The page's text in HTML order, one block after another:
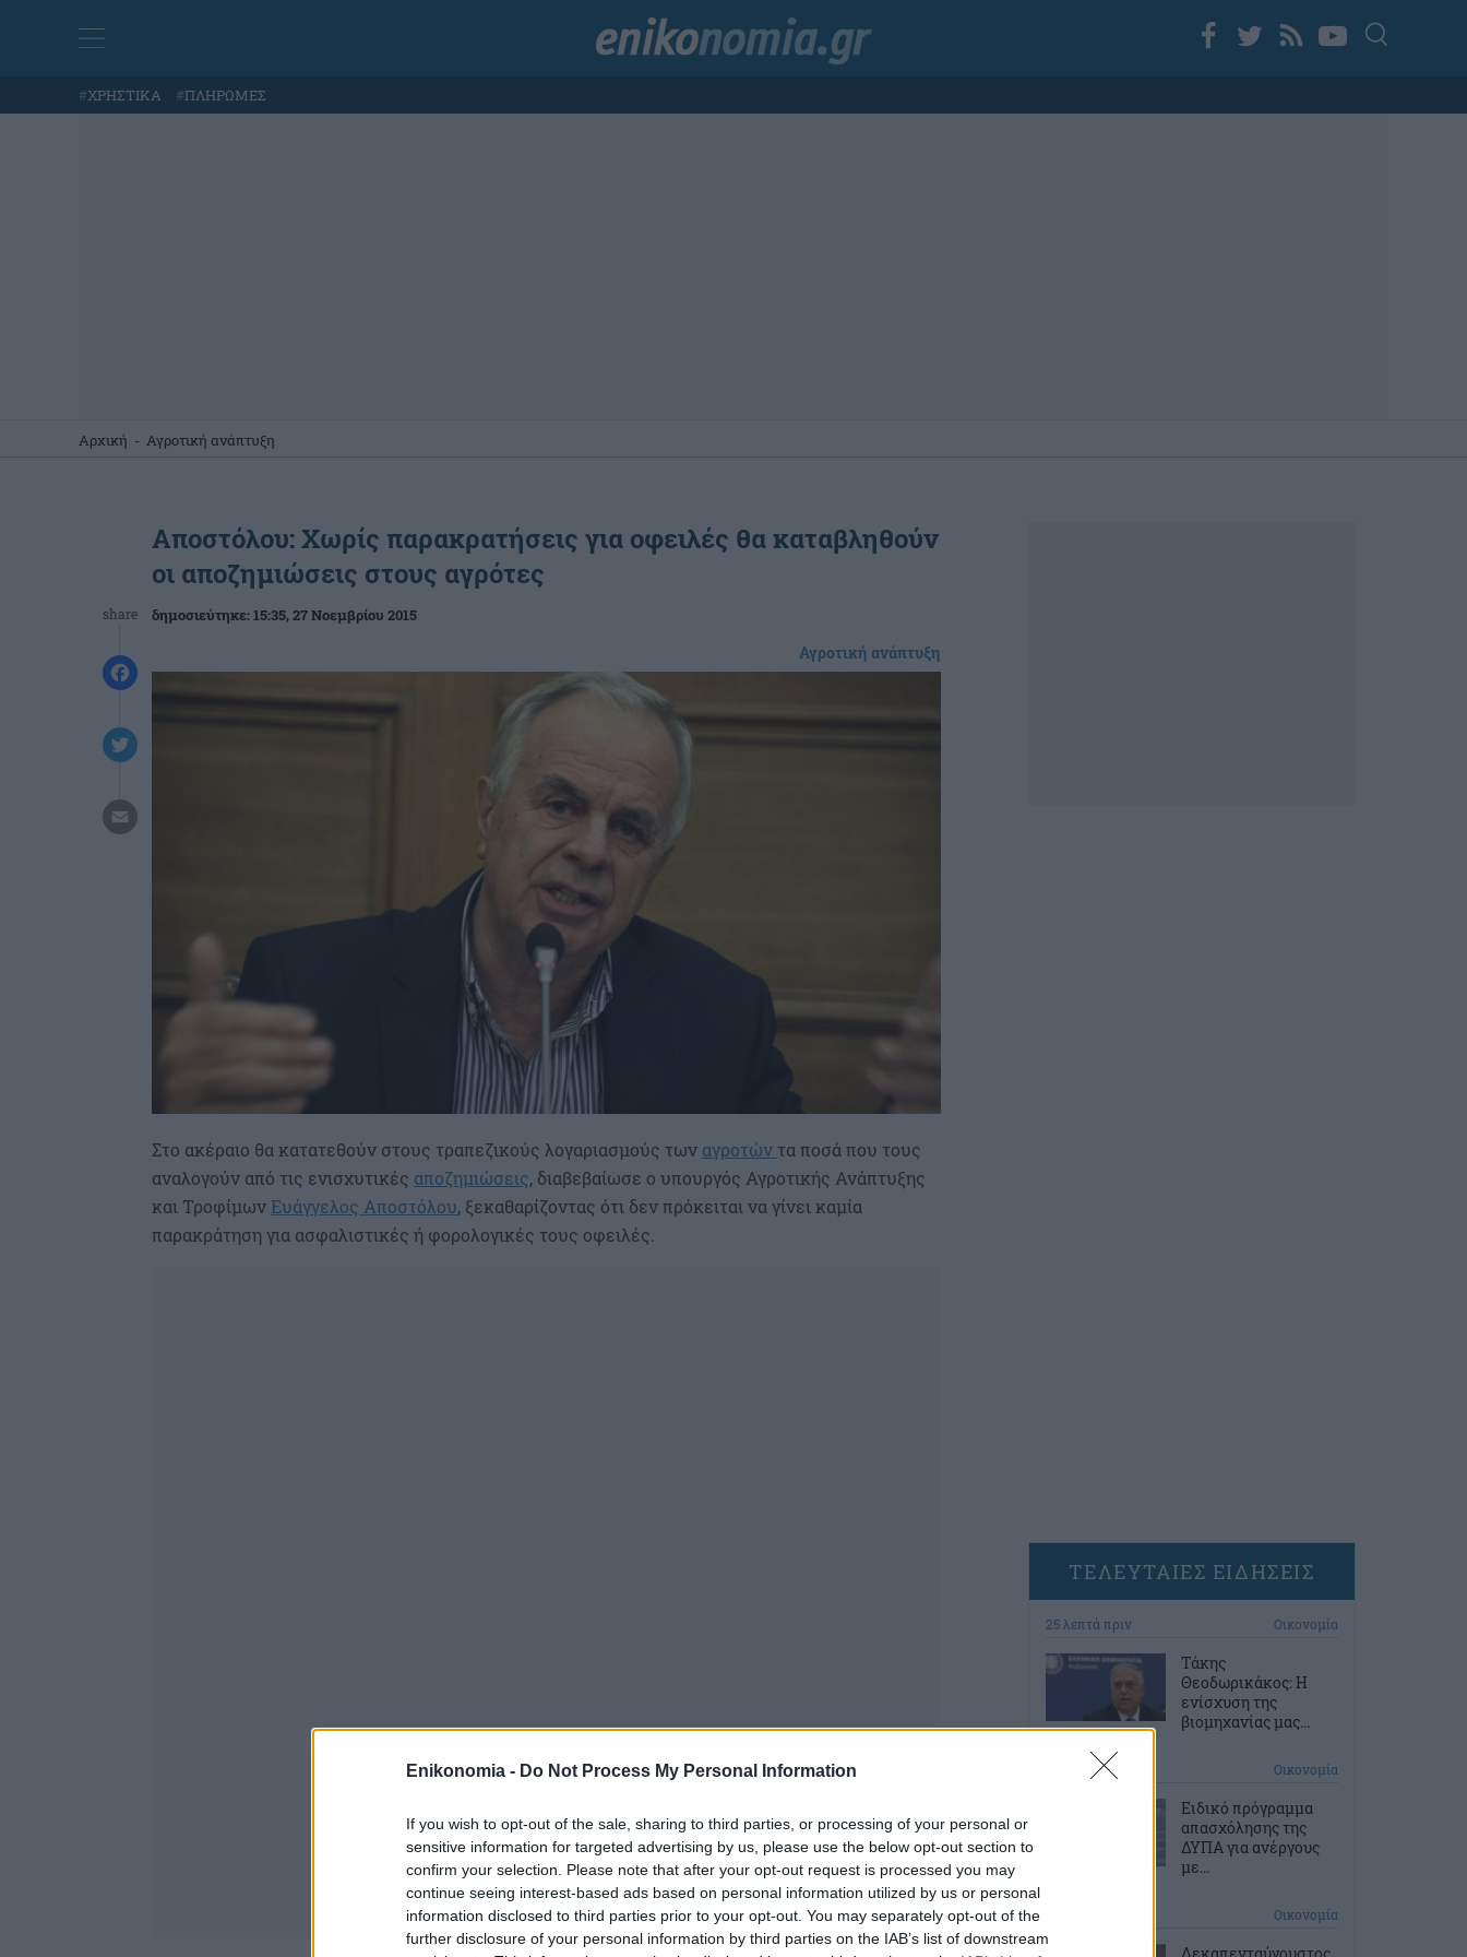
Enikonomia - Do Not Process My Personal Information
If you wish to opt-out of the sale, sharing to third parties, or processing of your personal or
sensitive information for targeted advertising by us, please use the below opt-out section to
confirm your selection. Please note that after your opt-out request is processed you may
continue seeing interest-based ads based on personal information utilized by us or personal
information disclosed to third parties prior to your opt-out. You may separately opt-out of the
further disclosure of your personal information by third parties on the IAB’s list of downstream
#ΧΡΗΣΤΙΚΑ #ΠΛΗΡΩΜΕΣ
Αρχική - Αγροτική ανάπτυξη
share
Αποστόλου: Χωρίς παρακρατήσεις για οφειλές θα καταβληθούν
οι αποζημιώσεις στους αγρότες
δημοσιεύτηκε:15:35, 27 Νοεμβρίου 2015
Αγροτική ανάπτυξη
Στο ακέραιο θα κατατεθούν στους τραπεζικούς λογαριασμούς των αγροτώντα ποσά που τους
αναλογούν από τις ενισχυτικές αποζημιώσεις, διαβεβαίωσε ο υπουργός Αγροτικής Ανάπτυξης
και Τροφίμων Ευάγγελος Αποστόλου, ξεκαθαρίζοντας ότι δεν πρόκειται να γίνει καμία
παρακράτηση για ασφαλιστικές ή φορολογικές τους οφειλές.
ΤΕΛΕΥΤΑΙΕΣ ΕΙΔΗΣΕΙΣ
25 λεπτά πριν Οικονομία
Τάκης
Θεοδωρικάκος: Η
ενίσχυση της
βιομηχανίας μας...
55 λεπτά πριν Οικονομία
Ειδικό πρόγραμμα
απασχόλησης της
ΔΥΠΑ για ανέργους
με...
Οικονομία